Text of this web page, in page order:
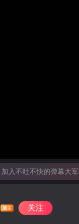
加入不吐不快的弹幕大军
关注